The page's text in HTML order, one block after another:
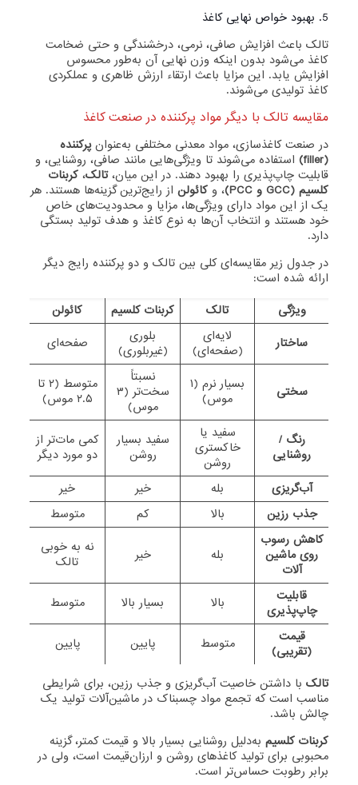
5. بهبود خواص نهایی کاغذ
تالک باعث افزایش صافی، نرمی، درخشندگی و حتی ضخامت
کاغذ می‌شود بدون اینکه وزن نهایی آن به‌طور محسوس
افزایش یابد. این مزایا باعث ارتقاء ارزش ظاهری و عملکردی
کاغذ تولیدی می‌شوند.
مقایسه تالک با دیگر مواد پرکننده در صنعت کاغذ
در صنعت کاغذسازی، مواد معدنی مختلفی به‌عنوانپرکننده
(filler)
استفاده می‌شوند تا ویژگی‌هایی مانند صافی، روشنایی، و
قابلیت چاپ‌پذیری را بهبود دهند. در این میان،تالک، کربنات
کلسیم (GCC و PCC)
، و کائولناز رایج‌ترین گزینه‌ها هستند. هر
یک از این مواد دارای ویژگی‌ها، مزایا و محدودیت‌های خاص
خود هستند و انتخاب آن‌ها به نوع کاغذ و هدف تولید بستگی
دارد.
در جدول زیر مقایسه‌ای کلی بین تالک و دو پرکننده رایج دیگر
ارائه شده است:
ویژگی
تالک کربنات کلسیم
کائولن
ساختار
لایه‌ای
(صفحه‌ای)
بلوری
(غیربلوری)
صفحه‌ای
سختی
بسیار نرم (۱
موس)
نسبتاً
سخت‌تر (۳
موس)
متوسط (۲ تا
۲.۵ موس)
رنگ /
روشنایی
سفید یا
خاکستری
روشن
سفید بسیار
روشن
کمی مات‌تر از
دو مورد دیگر
آب‌گریزی
بله خیر
خیر
جذب رزین
بالا کم
متوسط
کاهش رسوب
روی ماشین
آلات
بله خیر
نه به خوبی
تالک
قابلیت
چاپ‌پذیری
بالا بسیار بالا
متوسط
قیمت
(تقریبی)
متوسط پایین پایین
تالکبا داشتن خاصیت آب‌گریزی و جذب رزین، برای شرایطی
مناسب است که تجمع مواد چسبناک در ماشین‌آلات تولید یک
چالش باشد.
کربنات کلسیمبه‌دلیل روشنایی بسیار بالا و قیمت کمتر، گزینه
محبوبی برای تولید کاغذهای روشن و ارزان‌قیمت است، ولی در
برابر رطوبت حساس‌تر است.